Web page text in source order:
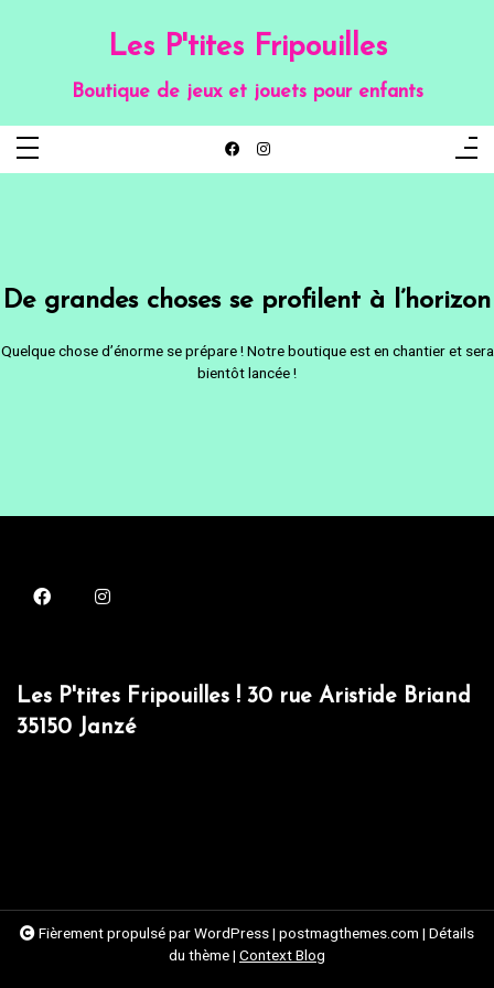
Les P'tites Fripouilles
Boutique de jeux et jouets pour enfants
De grandes choses se profilent à l’horizon
Quelque chose d’énorme se prépare ! Notre boutique est en chantier et sera
bientôt lancée !
Les P'tites Fripouilles ! 30 rue Aristide Briand
35150 Janzé
Fièrement propulsé par WordPress| postmagthemes.com | Détails
du thème| Context Blog